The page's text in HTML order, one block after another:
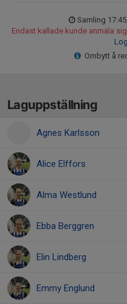
Samling
Endast kallade kunde anmäla
Ombytt å
Laguppställning
Agnes Karlsson
Alice Elffors
Alma Westlund
Ebba Berggren
Elin Lindberg
Emmy Englund